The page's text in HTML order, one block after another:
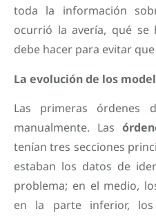
toda la información
ocurrió la avería, qué
debe hacer para evitar
La evolución de los
Las primeras órdenes
manualmente. Las
tenían tres secciones
estaban los datos de
problema; en el medio,
en la parte inferior,